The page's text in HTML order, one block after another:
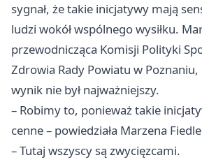
sygnał, że takie inicjatywy mają
ludzi wokół wspólnego wysiłku.
przewodnicząca Komisji Polityki
Zdrowia Rady Powiatu w Poznaniu,
wynik nie był najważniejszy.
– Robimy to, ponieważ takie
cenne – powiedziała Marzena
– Tutaj wszyscy są zwycięzcami.